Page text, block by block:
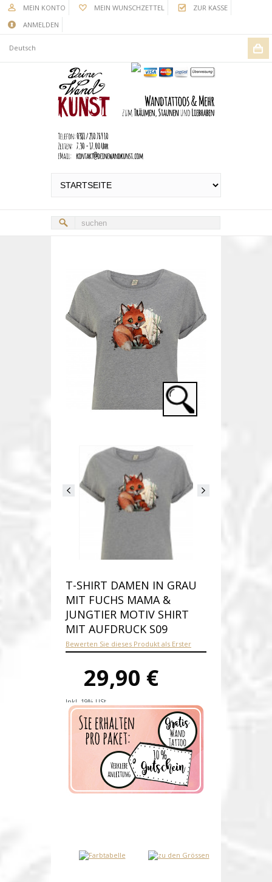
MEIN KONTO MEIN WUNSCHZETTEL
ZUR KASSE
ANMELDEN
Deutsch
T-SHIRT DAMEN IN GRAU
MIT FUCHS MAMA &
JUNGTIER MOTIV SHIRT
MIT AUFDRUCK S09
Bewerten Sie dieses Produkt als Erster
29,90 €
Inkl. 19% USt.
Versandkosten
Produktnummer:s09-grau-E
Verfügbarkeit:Auf Lager
Lieferzeit: 1-2 Werktage